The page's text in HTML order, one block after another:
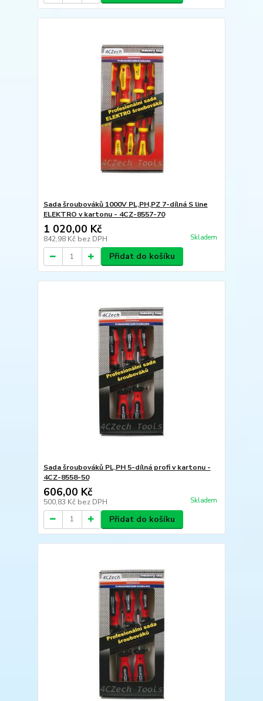
Sada šroubováků 1000V PL,PH,PZ 7-dílná S line
ELEKTRO v kartonu - 4CZ-8557-70
1 020,00 Kč
842,98 Kč bez DPH Skladem
Přidat do košíku
Sada šroubováků PL,PH 5-dílná profi v kartonu -
4CZ-8558-50
606,00 Kč
500,83 Kč bez DPH Skladem
Přidat do košíku